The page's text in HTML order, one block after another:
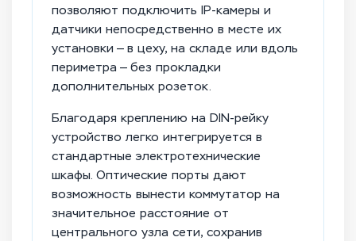
позволяют подключить IP-камеры и
датчики непосредственно в месте их
установки — в цеху, на складе или вдоль
периметра — без прокладки
дополнительных розеток.
Благодаря креплению на DIN-рейку
устройство легко интегрируется в
стандартные электротехнические
шкафы. Оптические порты дают
возможность вынести коммутатор на
значительное расстояние от
центрального узла сети, сохранив